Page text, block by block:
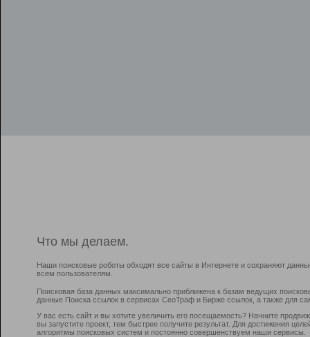
Что мы делаем.
Наши поисковые роботы обходят все сайты в Интернете и сохраняют
всем пользователям.
Поисковая база данных максимально приближена к базам ведущих
данные Поиска ссылок в сервисах СеоТраф и Бирже ссылок, а также для
У вас есть сайт и вы хотите увеличить его посещаемость? Начните
вы запустите проект, тем быстрее получите результат. Для достижения
алгоритмы поисковых систем и постоянно совершенствуем наши сервисы.